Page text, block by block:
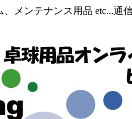
メンテナンス用品 etc...通